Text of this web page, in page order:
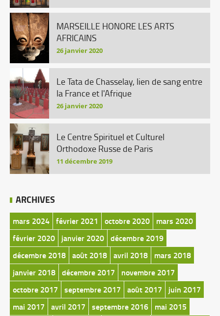
MARSEILLE HONORE LES ARTS
AFRICAINS
26 janvier 2020
Le Tata de Chasselay, lien de sang entre
la France et l'Afrique
26 janvier 2020
Le Centre Spirituel et Culturel
Orthodoxe Russe de Paris
11 décembre 2019
ARCHIVES
mars 2024 février 2021 octobre 2020
mars 2020
février 2020
janvier 2020 décembre 2019
décembre 2018 août 2018 avril 2018
mars 2018
janvier 2018 décembre 2017
novembre 2017
octobre 2017
septembre 2017 août 2017
juin 2017
mai 2017
avril 2017 septembre 2016
mai 2015